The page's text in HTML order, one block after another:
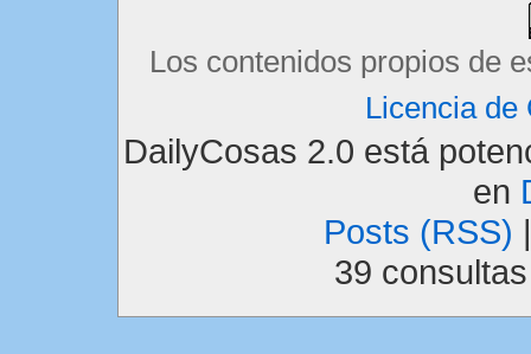
Los contenidos propios de
Licencia de
DailyCosas 2.0 está
en
Posts (RSS)
39